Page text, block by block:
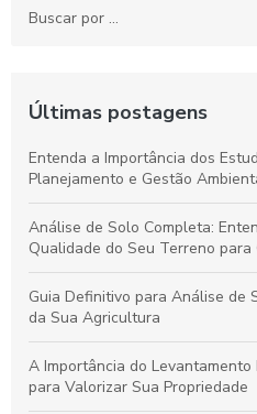
Últimas postagens
Entenda a Importância dos
Planejamento e Gestão
Análise de Solo Completa:
Qualidade do Seu Terreno para
Guia Definitivo para Análise de
da Sua Agricultura
A Importância do
para Valorizar Sua Propriedade